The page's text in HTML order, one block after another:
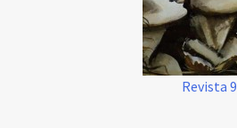
Revista 9